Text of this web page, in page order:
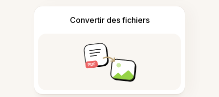
Convertir des fichiers